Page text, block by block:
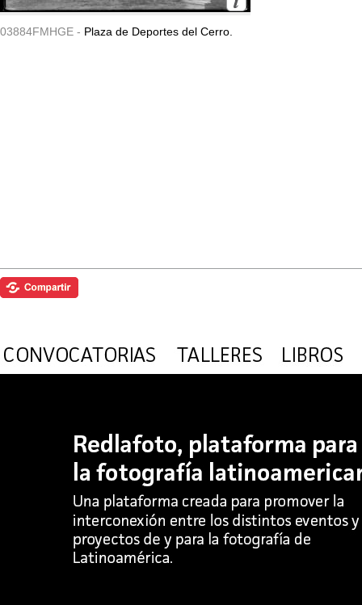
03884FMHGE - Plaza de Deportes del Cerro.